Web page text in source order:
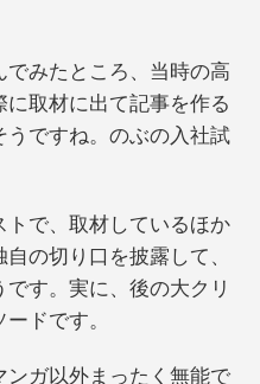
みたところ、当時の高
取材に出て記事を作る
うですね。のぶの入社試
で、取材しているほか
の切り口を披露して、
す。実に、後の大クリ
ドです。
ガ以外まったく無能で